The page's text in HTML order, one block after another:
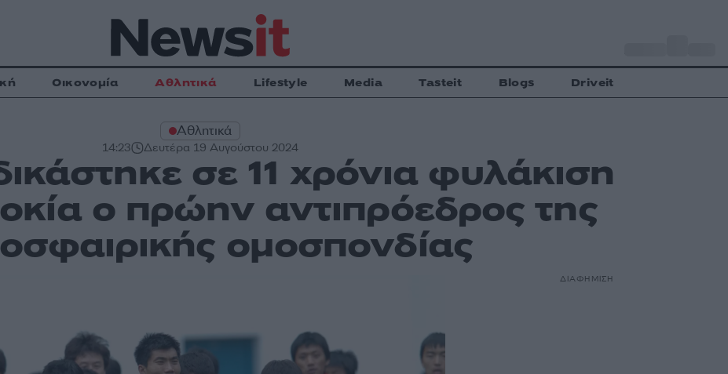
Οικονομία Αθλητικά Lifestyle Media Tasteit Blogs Driveit
Αθλητικά
14:23 Δευτέρα 19 Αυγούστου 2024
σε 11 χρόνια φυλάκιση
ο πρώην αντιπρόεδρος της
ομοσπονδίας
ΔΙΑΦΗΜΙΣΗ